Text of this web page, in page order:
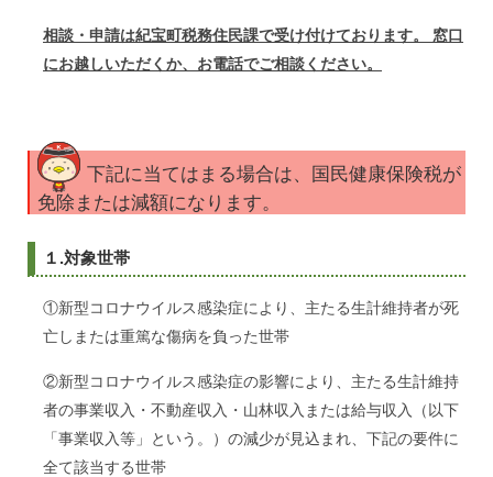
相談・申請は紀宝町税務住民課で受け付けております。 窓口
にお越しいただくか、お電話でご相談ください。
下記に当てはまる場合は、国民健康保険税が
免除または減額になります。
１.対象世帯
①新型コロナウイルス感染症により、主たる生計維持者が死
亡しまたは重篤な傷病を負った世帯
②新型コロナウイルス感染症の影響により、主たる生計維持
者の事業収入・不動産収入・山林収入または給与収入（以下
「事業収入等」という。）の減少が見込まれ、下記の要件に
全て該当する世帯